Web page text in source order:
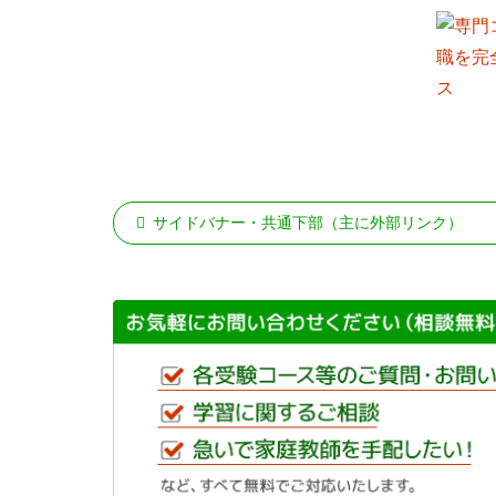
サイドバナー・共通下部（主に外部リンク）